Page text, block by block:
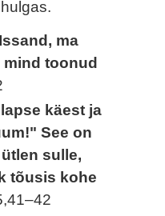
ma
mind toonud
käest ja
See on
sulle,
tõusis kohe